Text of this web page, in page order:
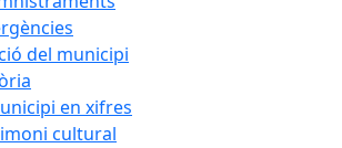
del municipi
en xifres
cultural